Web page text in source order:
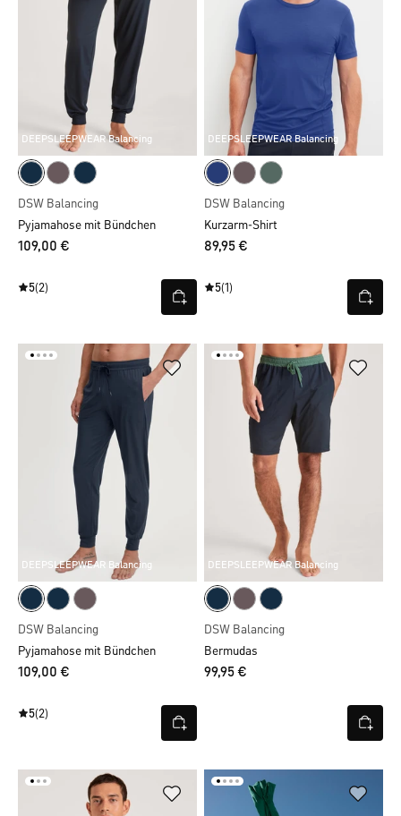
DEEPSLEEPWEAR Balancing
DSW Balancing
Pyjamahose mit Bündchen
109,00 €
5(2)
DEEPSLEEPWEAR Balancing
DSW Balancing
Kurzarm-Shirt
89,95 €
5(1)
DEEPSLEEPWEAR Balancing
DSW Balancing
Pyjamahose mit Bündchen
109,00 €
5(2)
DEEPSLEEPWEAR Balancing
DSW Balancing
Bermudas
99,95 €